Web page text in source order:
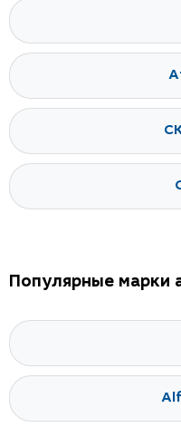
Популярные марки